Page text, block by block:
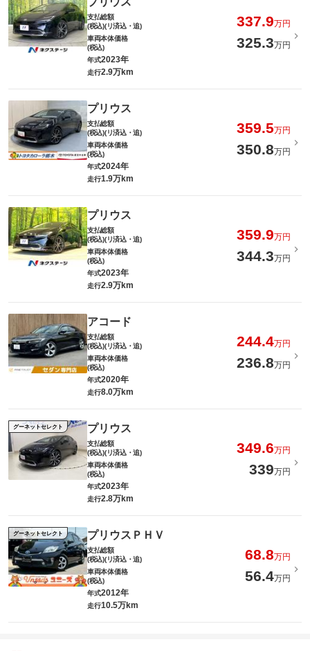
支払総額
(税込)(リ済込・追)
337.9万円
車両本体価格
(税込)
325.3万円
年式2023年
走行2.9万km
プリウス
支払総額
(税込)(リ済込・追)
359.5万円
車両本体価格
(税込)
350.8万円
年式2024年
走行1.9万km
プリウス
支払総額
(税込)(リ済込・追)
359.9万円
車両本体価格
(税込)
344.3万円
年式2023年
走行2.9万km
アコード
支払総額
(税込)(リ済込・追)
244.4万円
車両本体価格
(税込)
236.8万円
年式2020年
走行8.0万km
グーネットセレクト プリウス
支払総額
(税込)(リ済込・追)
349.6万円
車両本体価格
(税込)
339万円
年式2023年
走行2.8万km
グーネットセレクト プリウスＰＨＶ
支払総額
(税込)(リ済込・追)
68.8万円
車両本体価格
(税込)
56.4万円
年式2012年
走行10.5万km